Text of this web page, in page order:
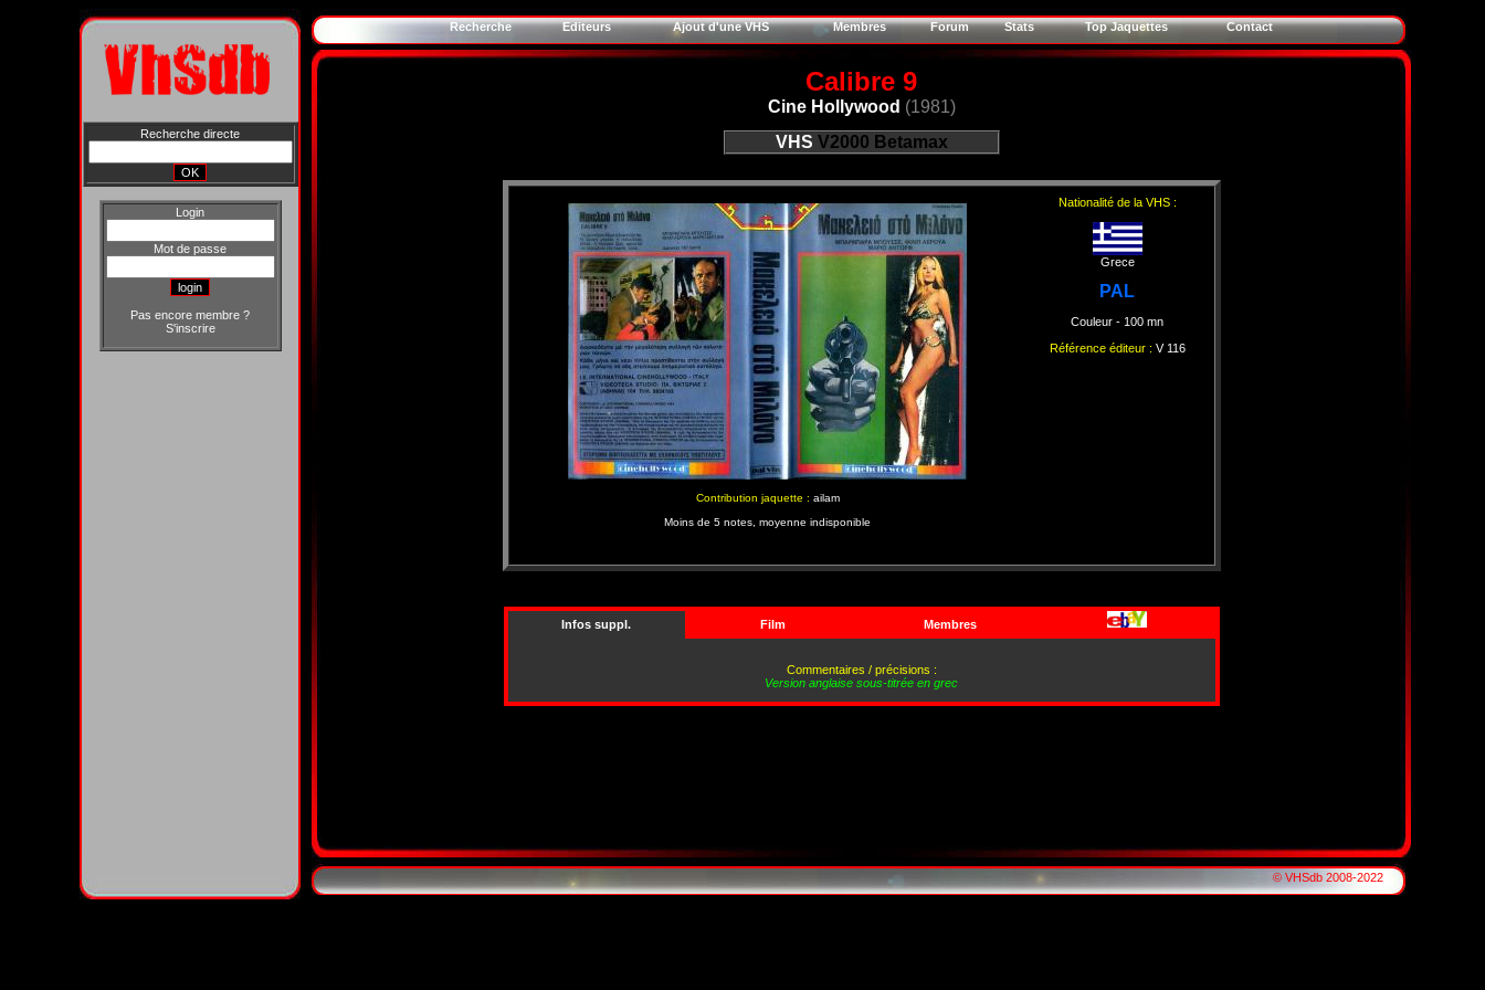
Recherche directe
Login
Mot de passe
Pas encore membre ?
S'inscrire
Recherche Editeurs Ajout d'une VHS Membres Forum Stats Top Jaquettes Contact
Calibre 9
Cine Hollywood (1981)
VHS V2000 Betamax
Contribution jaquette : ailam
Moins de 5 notes, moyenne indisponible
Nationalité de la VHS :
Grece
PAL
Couleur - 100 mn
Référence éditeur : V 116
Infos suppl. Film Membres
Commentaires / précisions :
Version anglaise sous-titrée en grec
© VHSdb 2008-2022